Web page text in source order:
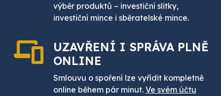
výběr produktů – investiční slitky,
investiční mince i sběratelské mince.
UZAVŘENÍ I SPRÁVA PLNĚ
ONLINE
Smlouvu o spoření lze vyřídit kompletně
online během pár minut. Ve svém účtu